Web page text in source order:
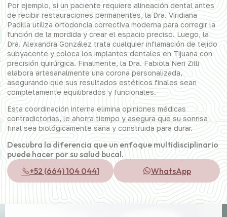
Por ejemplo, si un paciente requiere alineación dental antes
de recibir restauraciones permanentes, la Dra. Viridiana
Padilla utiliza ortodoncia correctiva moderna para corregir la
función de la mordida y crear el espacio preciso. Luego, la
Dra. Alexandra González trata cualquier inflamación de tejido
subyacente y coloca los implantes dentales en Tijuana con
precisión quirúrgica. Finalmente, la Dra. Fabiola Neri Zilli
elabora artesanalmente una corona personalizada,
asegurando que sus resultados estéticos finales sean
completamente equilibrados y funcionales.
Esta coordinación interna elimina opiniones médicas
contradictorias, le ahorra tiempo y asegura que su sonrisa
final sea biológicamente sana y construida para durar.
Descubra la diferencia que un enfoque multidisciplinario
puede hacer por su salud bucal.
+52 (664) 104 0441
WhatsApp